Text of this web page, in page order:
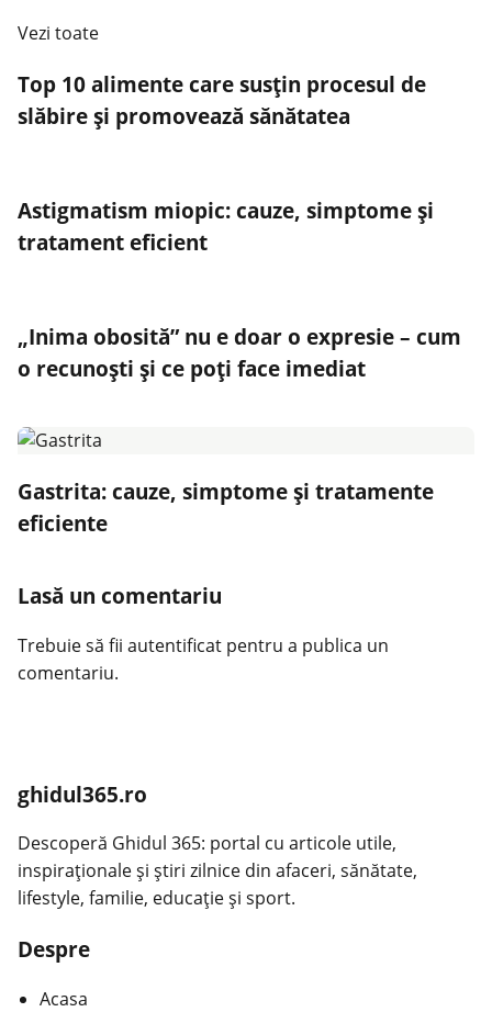
Vezi toate
Top 10 alimente care susțin procesul de
slăbire și promovează sănătatea
Astigmatism miopic: cauze, simptome și
tratament eficient
„Inima obosită” nu e doar o expresie – cum
o recunoști și ce poți face imediat
Gastrita: cauze, simptome și tratamente
eficiente
Lasă un comentariu
Trebuie să fii autentificat pentru a publica un
comentariu.
ghidul365.ro
Descoperă Ghidul 365: portal cu articole utile,
inspiraționale și știri zilnice din afaceri, sănătate,
lifestyle, familie, educație și sport.
Despre
Acasa